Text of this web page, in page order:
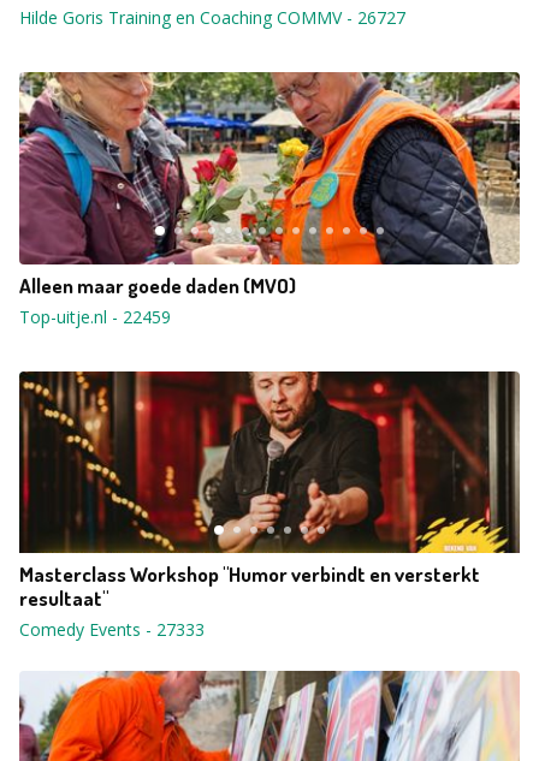
Hilde Goris Training en Coaching COMMV- 26727
Alleen maar goede daden (MVO)
Top-uitje.nl - 22459
Masterclass Workshop "Humor verbindt en versterkt
resultaat"
Comedy Events - 27333